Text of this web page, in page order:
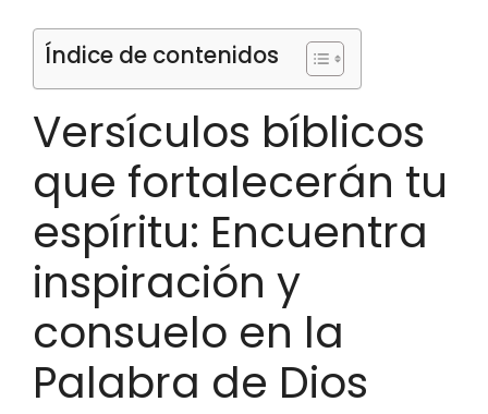
Índice de contenidos
Versículos bíblicos
que fortalecerán tu
espíritu: Encuentra
inspiración y
consuelo en la
Palabra de Dios